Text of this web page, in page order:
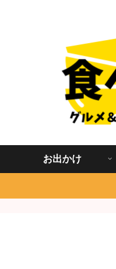
お出かけ